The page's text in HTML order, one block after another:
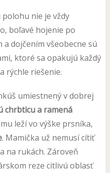
nie je vždy
boľavé hojenie po
dojčením všeobecne sú
ktoré sa opakujú každý
rýchle riešenie.
umiestnený v dobrej
chrbticu a ramená
leží vo výške prsníka,
. Mamička už nemusí cítiť
na rukách. Zároveň
reze citlivú oblasť